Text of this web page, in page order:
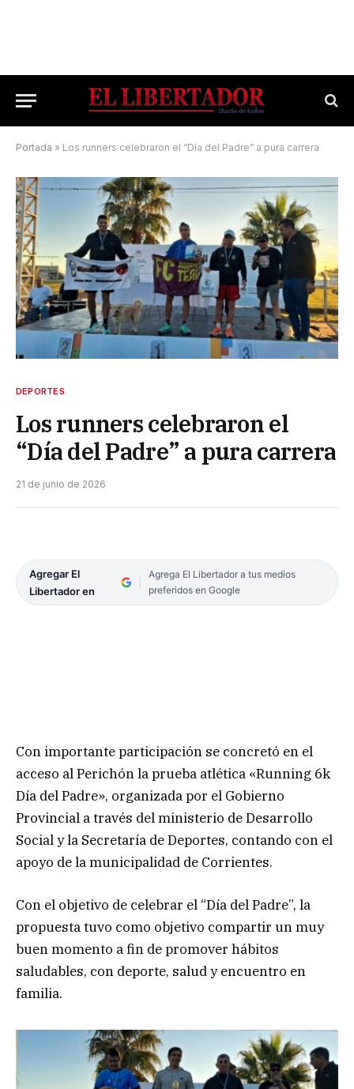
Portada » Los runners celebraron el “Día del Padre” a pura carrera
DEPORTES
Los runners celebraron el
“Día del Padre” a pura carrera
21 de junio de 2026
Agregar El
Libertador en
Agrega El Libertador a tus medios
preferidos en Google
Con importante participación se concretó en el
acceso al Perichón la prueba atlética «Running 6k
Día del Padre», organizada por el Gobierno
Provincial a través del ministerio de Desarrollo
Social y la Secretaría de Deportes, contando con el
apoyo de la municipalidad de Corrientes.
Con el objetivo de celebrar el “Día del Padre”, la
propuesta tuvo como objetivo compartir un muy
buen momento a fin de promover hábitos
saludables, con deporte, salud y encuentro en
familia.